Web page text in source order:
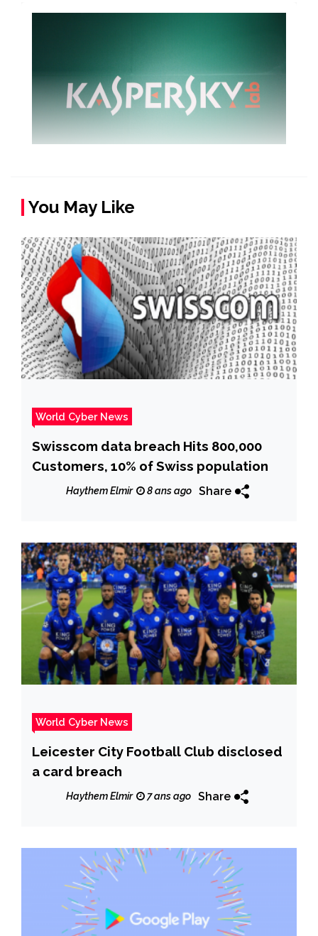
You May Like
World Cyber News
Swisscom data breach Hits 800,000
Customers, 10% of Swiss population
Haythem Elmir 8 ans ago Share
World Cyber News
Leicester City Football Club disclosed
a card breach
Haythem Elmir 7 ans ago Share